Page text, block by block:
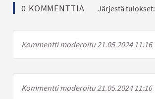
0 KOMMENTTIA Järjestä tulokset:
Kommentti moderoitu 21.05.2024 11:16
Kommentti moderoitu 21.05.2024 11:16